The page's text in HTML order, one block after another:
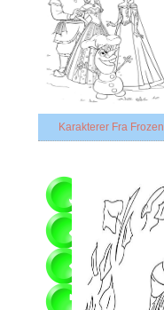
Karakterer Fra Frozen